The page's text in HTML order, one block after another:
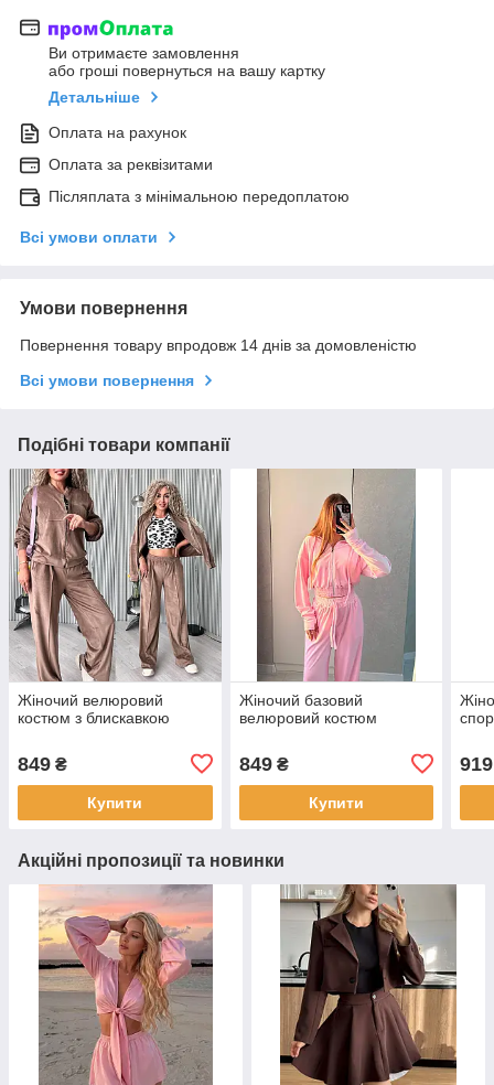
Ви отримаєте замовлення
або гроші повернуться на вашу картку
Детальніше
Оплата на рахунок
Оплата за реквізитами
Післяплата з мінімальною передоплатою
Всі умови оплати
Умови повернення
Повернення товару впродовж 14 днів за домовленістю
Всі умови повернення
Подібні товари компанії
Жіночий велюровий
костюм з блискавкою
849 ₴
Купити
Жіночий базовий
велюровий костюм
849₴
Купити
919
Акційні пропозиції та новинки